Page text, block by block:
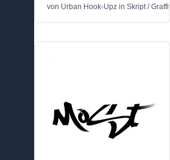
von Urban Hook-Upz in Skript/